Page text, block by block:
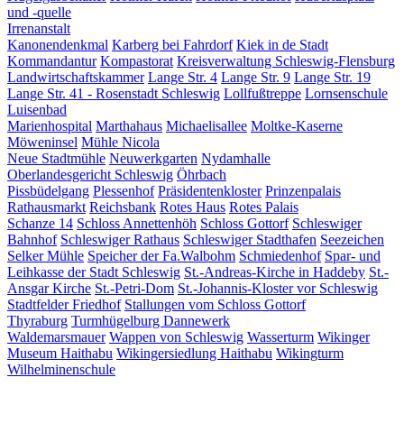
und -quelle
Irrenanstalt
Kanonendenkmal Karberg bei Fahrdorf Kiek in de Stadt
Kommandantur Kompastorat Kreisverwaltung Schleswig-Flensburg
Landwirtschaftskammer Lange Str. 4 Lange Str. 9 Lange Str. 19
Lange Str. 41 - Rosenstadt Schleswig Lollfußtreppe Lornsenschule
Luisenbad
Marienhospital Marthahaus Michaelisallee Moltke-Kaserne
Möweninsel Mühle Nicola
Neue Stadtmühle Neuwerkgarten Nydamhalle
Oberlandesgericht Schleswig Öhrbach
Pissbüdelgang Plessenhof Präsidentenkloster Prinzenpalais
Rathausmarkt Reichsbank Rotes Haus Rotes Palais
Schanze 14 Schloss Annettenhöh Schloss Gottorf Schleswiger
Bahnhof Schleswiger Rathaus Schleswiger Stadthafen Seezeichen
Selker Mühle Speicher der Fa.Walbohm Schmiedenhof Spar- und
Leihkasse der Stadt Schleswig St.-Andreas-Kirche in Haddeby St.-
Ansgar Kirche St.-Petri-Dom St.-Johannis-Kloster vor Schleswig
Stadtfelder Friedhof Stallungen vom Schloss Gottorf
Thyraburg Turmhügelburg Dannewerk
Waldemarsmauer Wappen von Schleswig Wasserturm Wikinger
Museum Haithabu Wikingersiedlung Haithabu Wikingturm
Wilhelminenschule